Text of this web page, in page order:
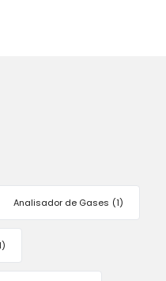
Analisador de Gases (1)